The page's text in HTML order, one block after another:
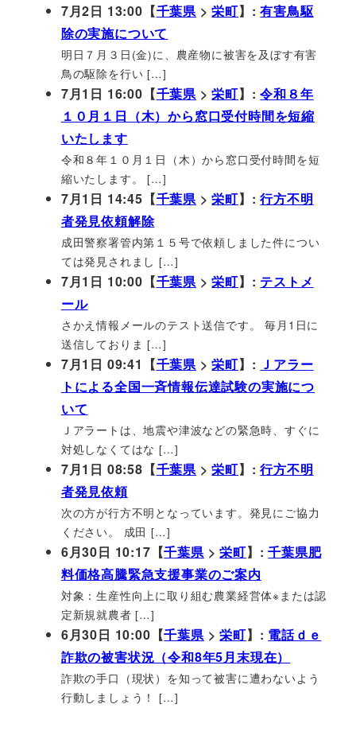
7月2日 13:00【千葉県 >栄町】:有害鳥駆
除の実施について
明日７月３日(金)に、農産物に被害を及ぼす有害
鳥の駆除を行い […]
7月1日 16:00【千葉県 >栄町】:令和８年
１０月１日（木）から窓口受付時間を短縮
いたします
令和８年１０月１日（木）から窓口受付時間を短
縮いたします。 […]
7月1日 14:45【千葉県 >栄町】:行方不明
者発見依頼解除
成田警察署管内第１５号で依頼しました件につい
ては発見されまし […]
7月1日 10:00【千葉県 >栄町】: テストメ
ール
さかえ情報メールのテスト送信です。 毎月1日に
送信しておりま […]
7月1日 09:41【千葉県 >栄町】: Ｊアラー
トによる全国一斉情報伝達試験の実施につ
いて
Ｊアラートは、地震や津波などの緊急時、すぐに
対処しなくてはな […]
7月1日 08:58【千葉県 >栄町】:行方不明
者発見依頼
次の方が行方不明となっています。発見にご協力
ください。 成田 […]
6月30日 10:17【千葉県 >栄町】:千葉県肥
料価格高騰緊急支援事業のご案内
対象：生産性向上に取り組む農業経営体※または認
定新規就農者 […]
6月30日 10:00【千葉県 >栄町】: 電話ｄｅ
詐欺の被害状況（令和8年5月末現在）
詐欺の手口（現状）を知って被害に遭わないよう
行動しましょう！ […]